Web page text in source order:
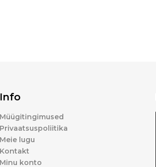
Info
Müügitingimused
Privaatsuspoliitika
Meie lugu
Kontakt
Minu konto